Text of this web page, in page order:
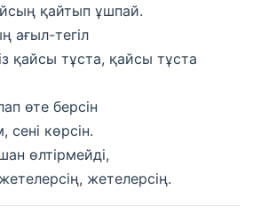
қайтып ұшпай.
ағыл-тегіл
қайсы тұста, қайсы тұста
өте берсін
сені көрсін.
өлтірмейді,
жетелерсің.